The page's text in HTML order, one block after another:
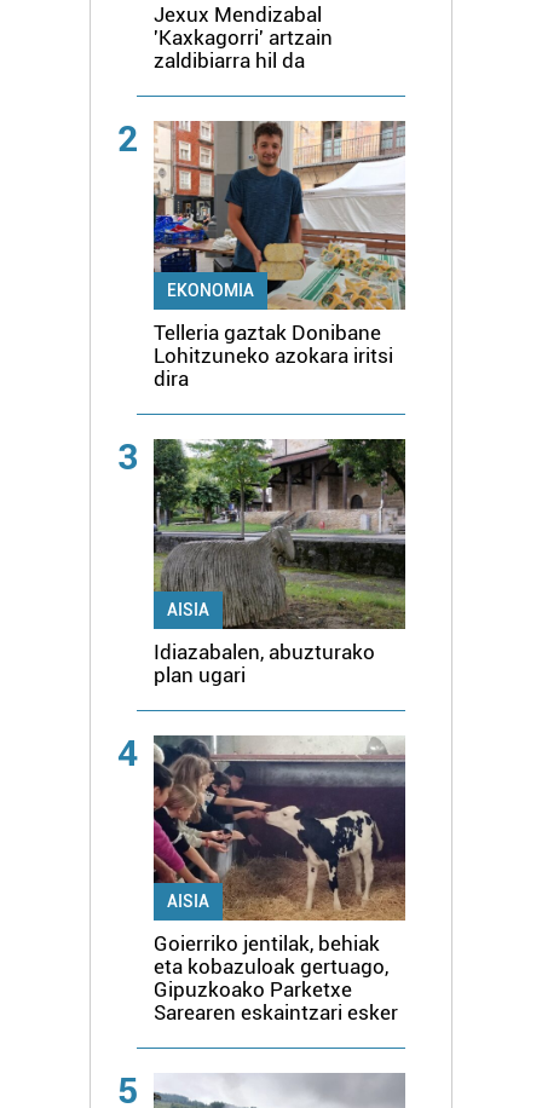
Jexux Mendizabal
'Kaxkagorri' artzain
zaldibiarra hil da
2
EKONOMIA
Telleria gaztak Donibane
Lohitzuneko azokara iritsi
dira
3
AISIA
Idiazabalen, abuzturako
plan ugari
4
AISIA
Goierriko jentilak, behiak
eta kobazuloak gertuago,
Gipuzkoako Parketxe
Sarearen eskaintzari esker
5